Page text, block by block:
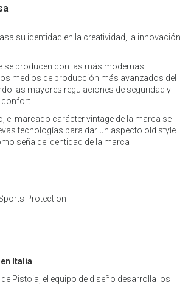
su identidad en la creatividad, la innovación
se producen con las más modernas
medios de producción más avanzados del
las mayores regulaciones de seguridad y
el marcado carácter vintage de la marca se
tecnologías para dar un aspecto old style
seña de identidad de la marca
Italia
Pistoia, el equipo de diseño desarrolla los